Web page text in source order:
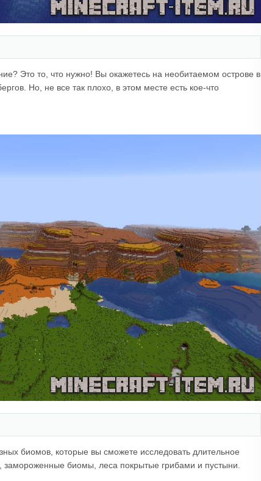
Это то, что нужно! Вы окажетесь на необитаемом острове в
Но, не все так плохо, в этом месте есть кое-что
биомов, которые вы сможете исследовать длительное
биомы, леса покрытые грибами и пустыни.